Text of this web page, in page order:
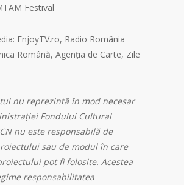
Festival
EnjoyTV.ro, Radio România
Română, Agenția de Carte, Zile
nu reprezintă în mod necesar
Fondului Cultural
nu este responsabilă de
sau de modul în care
pot fi folosite. Acestea
responsabilitatea